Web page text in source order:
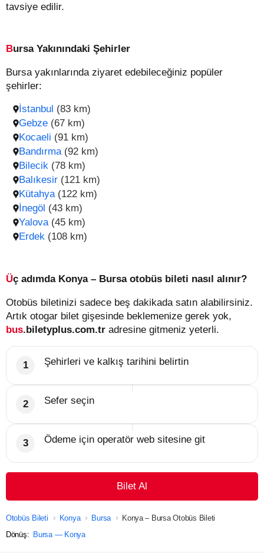
tavsiye edilir.
Bursa Yakınındaki Şehirler
Bursa yakınlarında ziyaret edebileceğiniz popüler
şehirler:
İstanbul (83 km)
Balıkesir (121 km)
Gebze (67 km)
Kütahya (122 km)
Kocaeli (91 km)
İnegöl (43 km)
Bandırma (92 km)
Yalova (45 km)
Bilecik (78 km)
Erdek (108 km)
Üç adımda Konya – Bursa otobüs bileti nasıl alınır?
Otobüs biletinizi sadece beş dakikada satın alabilirsiniz.
Artık otogar bilet gişesinde beklemenize gerek yok,
bus.biletyplus.com.tr adresine gitmeniz yeterli.
Şehirleri ve kalkış tarihini belirtin
Sefer seçin
Ödeme için operatör web sitesine git
Bilet Al
Otobüs Bileti Konya Bursa
Konya – Bursa Otobüs Bileti
Dönüş: Bursa — Konya